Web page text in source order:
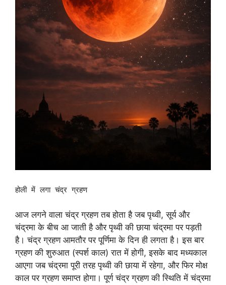
होली में लगा चंद्र ग्रहण
आज लगने वाला चंद्र ग्रहण तब होता है जब पृथ्वी, सूर्य और
चंद्रमा के बीच आ जाती है और पृथ्वी की छाया चंद्रमा पर पड़ती
है। चंद्र ग्रहण आमतौर पर पूर्णिमा के दिन ही लगता है। इस बार
ग्रहण की शुरुआत (स्पर्श काल) रात में होगी, इसके बाद मध्यकाल
आएगा जब चंद्रमा पूरी तरह पृथ्वी की छाया में रहेगा, और फिर मोक्ष
काल पर ग्रहण समाप्त होगा। पूर्ण चंद्र ग्रहण की स्थिति में चंद्रमा